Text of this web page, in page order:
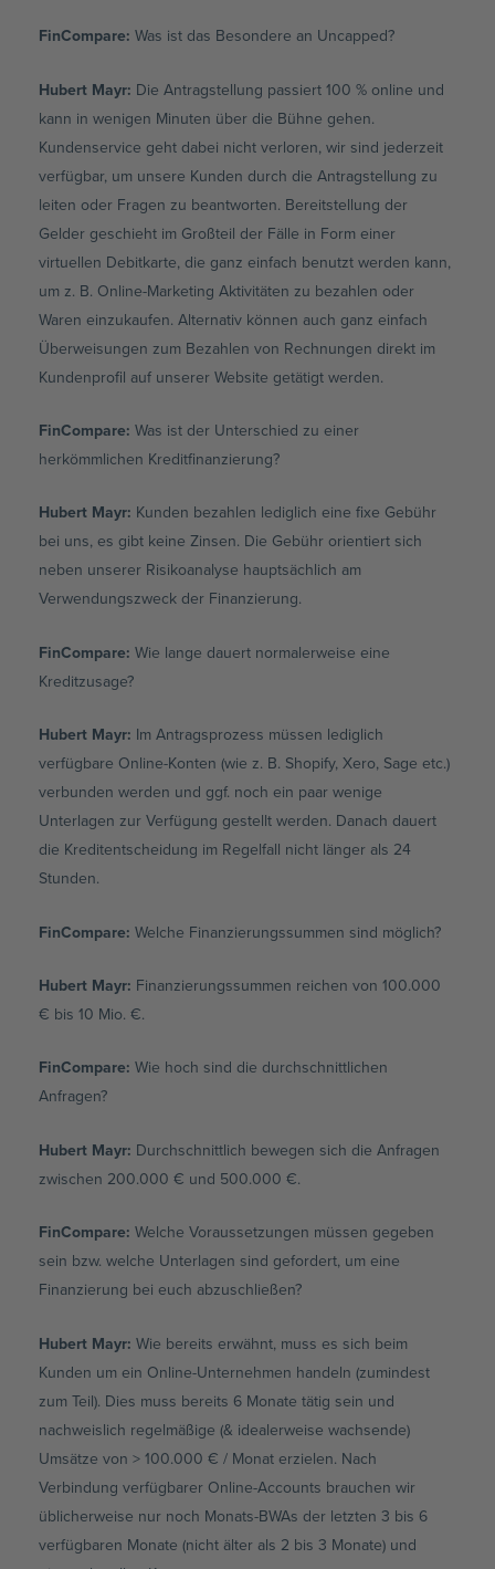
FinCompare: Was ist das Besondere an Uncapped?
Hubert Mayr: Die Antragstellung passiert 100 % online und
kann in wenigen Minuten über die Bühne gehen.
Kundenservice geht dabei nicht verloren, wir sind jederzeit
verfügbar, um unsere Kunden durch die Antragstellung zu
leiten oder Fragen zu beantworten. Bereitstellung der
Gelder geschieht im Großteil der Fälle in Form einer
virtuellen Debitkarte, die ganz einfach benutzt werden kann,
um z. B. Online-Marketing Aktivitäten zu bezahlen oder
Waren einzukaufen. Alternativ können auch ganz einfach
Überweisungen zum Bezahlen von Rechnungen direkt im
Kundenprofil auf unserer Website getätigt werden.
FinCompare: Was ist der Unterschied zu einer
herkömmlichen Kreditfinanzierung?
Hubert Mayr: Kunden bezahlen lediglich eine fixe Gebühr
bei uns, es gibt keine Zinsen. Die Gebühr orientiert sich
neben unserer Risikoanalyse hauptsächlich am
Verwendungszweck der Finanzierung.
FinCompare: Wie lange dauert normalerweise eine
Kreditzusage?
Hubert Mayr: Im Antragsprozess müssen lediglich
verfügbare Online-Konten (wie z. B. Shopify, Xero, Sage etc.)
verbunden werden und ggf. noch ein paar wenige
Unterlagen zur Verfügung gestellt werden. Danach dauert
die Kreditentscheidung im Regelfall nicht länger als 24
Stunden.
FinCompare:Welche Finanzierungssummen sind möglich?
Hubert Mayr: Finanzierungssummen reichen von 100.000
€ bis 10 Mio. €.
FinCompare:Wie hoch sind die durchschnittlichen
Anfragen?
Hubert Mayr: Durchschnittlich bewegen sich die Anfragen
zwischen 200.000 € und 500.000 €.
FinCompare:Welche Voraussetzungen müssen gegeben
sein bzw. welche Unterlagen sind gefordert, um eine
Finanzierung bei euch abzuschließen?
Hubert Mayr:Wie bereits erwähnt, muss es sich beim
Kunden um ein Online-Unternehmen handeln (zumindest
zum Teil). Dies muss bereits 6 Monate tätig sein und
nachweislich regelmäßige (& idealerweise wachsende)
Umsätze von > 100.000 € / Monat erzielen. Nach
Verbindung verfügbarer Online-Accounts brauchen wir
üblicherweise nur noch Monats-BWAs der letzten 3 bis 6
verfügbaren Monate (nicht älter als 2 bis 3 Monate) und